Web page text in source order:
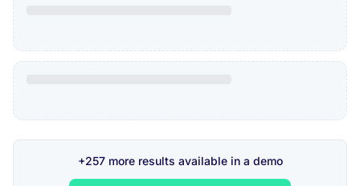
+257 more results available in a demo